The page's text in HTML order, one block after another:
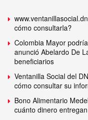
cómo consultarla?
Colombia Mayor
anunció Abelardo De
beneficiarios
Ventanilla Social del
cómo consultar su
Bono Alimentario
cuánto dinero